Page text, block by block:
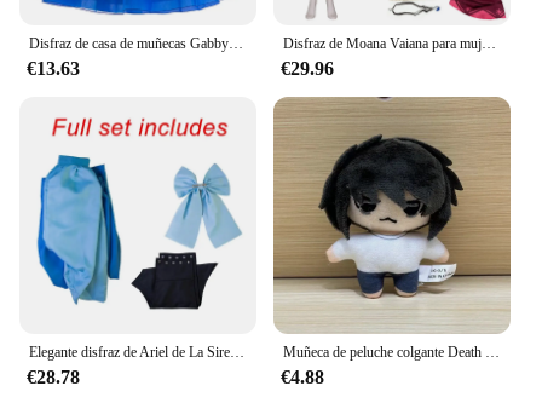
Disfraz de casa de muñecas Gabby para niñas pequeñas, ropa de Halloween, Navidad, Carnaval, Princesa, flores
€13.63
Disfraz de Moana Vaiana para mujer adulta, conjunto completo de vestidos de princesa, traje de uniforme, juego de rol para fiesta de Carnaval y Halloween
€29.96
Elegante disfraz de Ariel de La Sirenita para mujer, vestido de princesa azul para adultos, fiesta de Halloween, baile Sexy
€28.78
Muñeca de peluche colgante Death Note para niños, juguetes de 9cm, Misa, Amane, Yagami Light, Mihael, Keehl, L, Lawliet, regalos de navidad
€4.88